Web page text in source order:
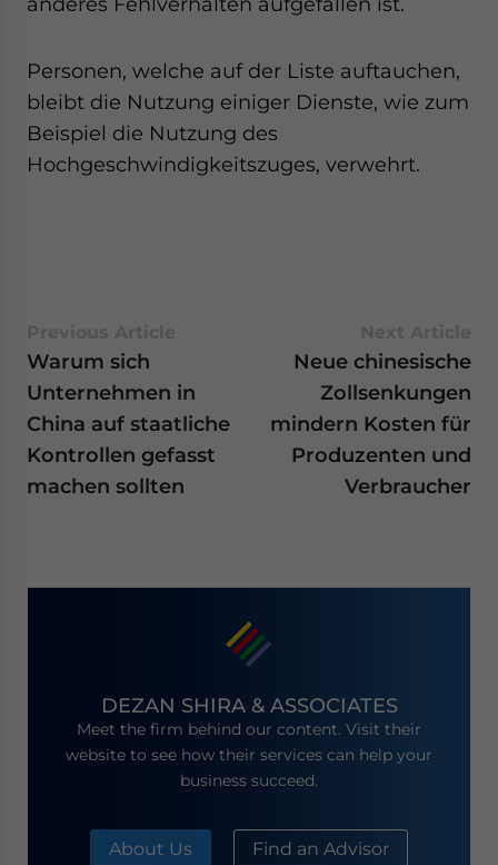
Personen, welche auf der Liste auftauchen,
bleibt die Nutzung einiger Dienste, wie zum
Beispiel die Nutzung des
Hochgeschwindigkeitszuges, verwehrt.
Warum sich
Unternehmen in
China auf staatliche
Kontrollen gefasst
machen sollten
Neue chinesische
Zollsenkungen
mindern Kosten für
Produzenten und
Verbraucher
DEZAN SHIRA & ASSOCIATES
Meet the firm behind our content. Visit their
website to see how their services can help your
business succeed.
About Us Find an Advisor